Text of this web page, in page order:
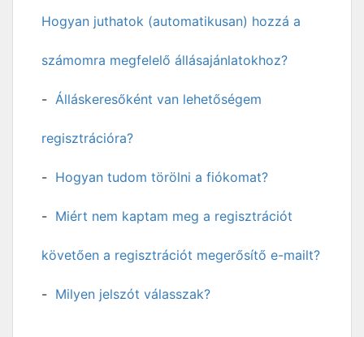
Hogyan juthatok (automatikusan) hozzá a
számomra megfelelő állásajánlatokhoz?
Álláskeresőként van lehetőségem
regisztrációra?
Hogyan tudom törölni a fiókomat?
Miért nem kaptam meg a regisztrációt
követően a regisztrációt megerősítő e-mailt?
Milyen jelszót válasszak?